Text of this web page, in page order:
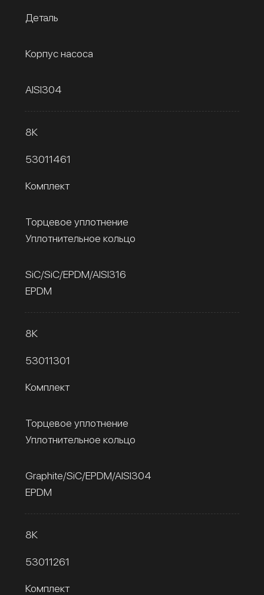
Деталь
Корпус насоса
AISI304
8К
53011461
Комплект
Торцевое уплотнение
Уплотнительное кольцо
SiC/SiC/EPDM/AISI316
EPDM
8К
53011301
Комплект
Торцевое уплотнение
Уплотнительное кольцо
Graphite/SiC/EPDM/AISI304
EPDM
8К
53011261
Комплект